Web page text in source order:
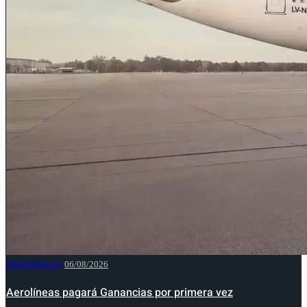
NACIONALES 06/08/2026
Aerolíneas pagará Ganancias por primera vez